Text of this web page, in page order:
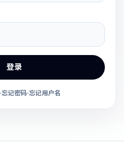
登录
·忘记密码·忘记用户名